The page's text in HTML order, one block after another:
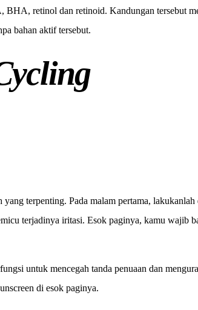
retinol dan retinoid. Kandungan tersebut
bahan aktif tersebut.
terpenting. Pada malam pertama,
terjadinya iritasi. Esok paginya, kamu wajib
untuk mencegah tanda penuaan dan
di esok paginya.